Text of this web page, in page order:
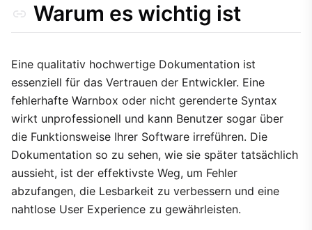
Warum es wichtig ist
Eine qualitativ hochwertige Dokumentation ist
essenziell für das Vertrauen der Entwickler. Eine
fehlerhafte Warnbox oder nicht gerenderte Syntax
wirkt unprofessionell und kann Benutzer sogar über
die Funktionsweise Ihrer Software irreführen. Die
Dokumentation so zu sehen, wie sie später tatsächlich
aussieht, ist der effektivste Weg, um Fehler
abzufangen, die Lesbarkeit zu verbessern und eine
nahtlose User Experience zu gewährleisten.